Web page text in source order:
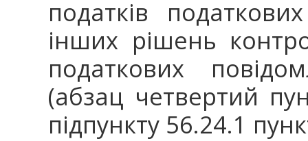
податків
інших рішень
податкових
(абзац четвертий
підпункту 56.24.1